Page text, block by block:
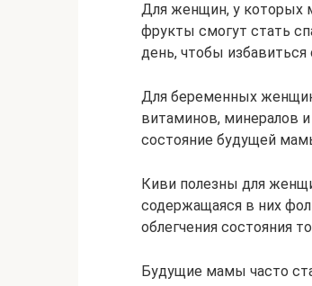
Для женщин, у которых
фрукты смогут стать
день, чтобы
Для беременных
витаминов, минералов
состояние будущей
Киви полезны для
содержащаяся в них
облегчения состояния
Будущие мамы часто